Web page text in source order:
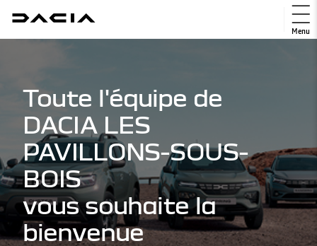
Menu
Toute l'équipe de
DACIA LES
PAVILLONS-SOUS-
BOIS
vous souhaite la
bienvenue